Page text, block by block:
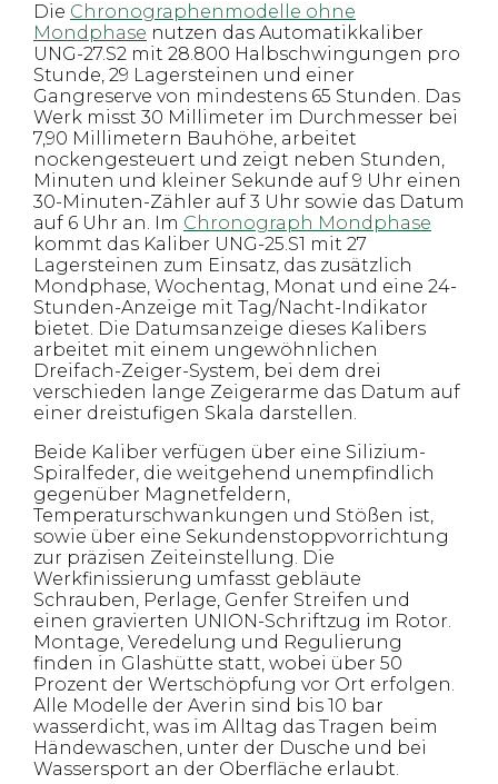
Die Chronographenmodelle ohne
Mondphase nutzen das Automatikkaliber
UNG-27.S2 mit 28.800 Halbschwingungen pro
Stunde, 29 Lagersteinen und einer
Gangreserve von mindestens 65 Stunden. Das
Werk misst 30 Millimeter im Durchmesser bei
7,90 Millimetern Bauhöhe, arbeitet
nockengesteuert und zeigt neben Stunden,
Minuten und kleiner Sekunde auf 9 Uhr einen
30-Minuten-Zähler auf 3 Uhr sowie das Datum
auf 6 Uhr an. Im Chronograph Mondphase
kommt das Kaliber UNG-25.S1 mit 27
Lagersteinen zum Einsatz, das zusätzlich
Mondphase, Wochentag, Monat und eine 24-
Stunden-Anzeige mit Tag/Nacht-Indikator
bietet. Die Datumsanzeige dieses Kalibers
arbeitet mit einem ungewöhnlichen
Dreifach-Zeiger-System, bei dem drei
verschieden lange Zeigerarme das Datum auf
einer dreistufigen Skala darstellen.
Beide Kaliber verfügen über eine Silizium-
Spiralfeder, die weitgehend unempfindlich
gegenüber Magnetfeldern,
Temperaturschwankungen und Stößen ist,
sowie über eine Sekundenstoppvorrichtung
zur präzisen Zeiteinstellung. Die
Werkfinissierung umfasst gebläute
Schrauben, Perlage, Genfer Streifen und
einen gravierten UNION-Schriftzug im Rotor.
Montage, Veredelung und Regulierung
finden in Glashütte statt, wobei über 50
Prozent der Wertschöpfung vor Ort erfolgen.
Alle Modelle der Averin sind bis 10 bar
wasserdicht, was im Alltag das Tragen beim
Händewaschen, unter der Dusche und bei
Wassersport an der Oberfläche erlaubt.